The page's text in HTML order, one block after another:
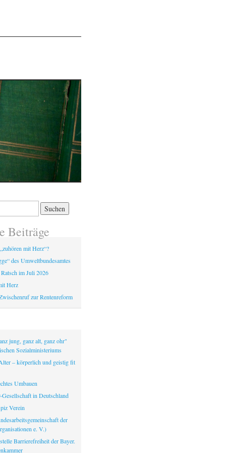
Beiträge
mit Herz“?
des Umweltbundesamtes
im Juli 2026
Herz
zur Rentenreform
jung, ganz alt, ganz ohr"
Sozialministeriums
– körperlich und geistig fit
Umbauen
in Deutschland
Verein
der
e. V.)
Barrierefreiheit der Bayer.